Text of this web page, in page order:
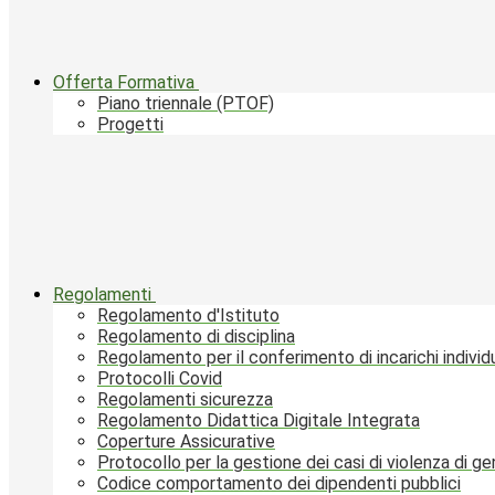
Offerta Formativa
Piano triennale (PTOF)
Progetti
Regolamenti
Regolamento d'Istituto
Regolamento di disciplina
Regolamento per il conferimento di incarichi
Protocolli Covid
Regolamenti sicurezza
Regolamento Didattica Digitale Integrata
Coperture Assicurative
Protocollo per la gestione dei casi di violenza di
Codice comportamento dei dipendenti pubblici